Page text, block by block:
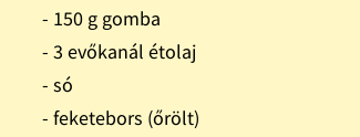
- 150 g gomba
- 3 evőkanál étolaj
- só
- feketebors (őrölt)